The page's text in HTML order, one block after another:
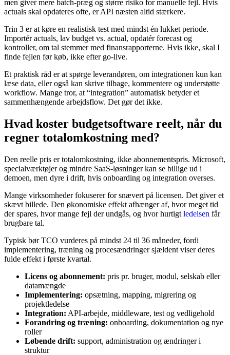
men giver mere batch-præg og større risiko for manuelle fejl. Hvis
actuals skal opdateres ofte, er API næsten altid stærkere.
Trin 3 er at køre en realistisk test med mindst én lukket periode.
Importér actuals, lav budget vs. actual, opdatér forecast og
kontroller, om tal stemmer med finansrapporterne. Hvis ikke, skal I
finde fejlen før køb, ikke efter go-live.
Et praktisk råd er at spørge leverandøren, om integrationen kun kan
læse data, eller også kan skrive tilbage, kommentere og understøtte
workflow. Mange tror, at “integration” automatisk betyder et
sammenhængende arbejdsflow. Det gør det ikke.
Hvad koster budgetsoftware reelt, når du
regner totalomkostning med?
Den reelle pris er totalomkostning, ikke abonnementspris. Microsoft,
specialværktøjer og mindre SaaS-løsninger kan se billige ud i
demoen, men dyre i drift, hvis onboarding og integration overses.
Mange virksomheder fokuserer for snævert på licensen. Det giver et
skævt billede. Den økonomiske effekt afhænger af, hvor meget tid
der spares, hvor mange fejl der undgås, og hvor hurtigt ledelsen får
brugbare tal.
Typisk bør TCO vurderes på mindst 24 til 36 måneder, fordi
implementering, træning og procesændringer sjældent viser deres
fulde effekt i første kvartal.
Licens og abonnement: pris pr. bruger, modul, selskab eller
datamængde
Implementering: opsætning, mapping, migrering og
projektledelse
Integration: API-arbejde, middleware, test og vedligehold
Forandring og træning: onboarding, dokumentation og nye
roller
Løbende drift: support, administration og ændringer i
struktur